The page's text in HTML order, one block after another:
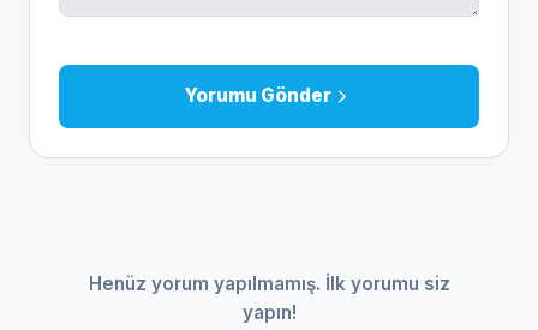
Yorumu Gönder
Henüz yorum yapılmamış. İlk yorumu siz
yapın!